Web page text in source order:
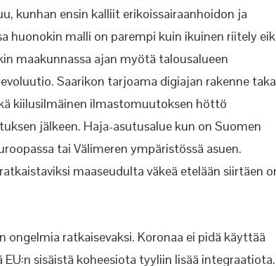
kunhan ensin kalliit erikoissairaanhoidon ja
huonokin malli on parempi kuin ikuinen riitely
maakunnassa ajan myötä talousalueen
Saarikon tarjoama digiajan rakenne
kiilusilmäinen ilmastomuutoksen höttö
jälkeen. Haja-asutusalue kun on Suomen
tai Välimeren ympäristössä asuen.
maaseudulta väkeä etelään siirtäen
ratkaisevaksi. Koronaa ei pidä käyttää
sisäistä koheesiota tyyliin lisää integraatiota.